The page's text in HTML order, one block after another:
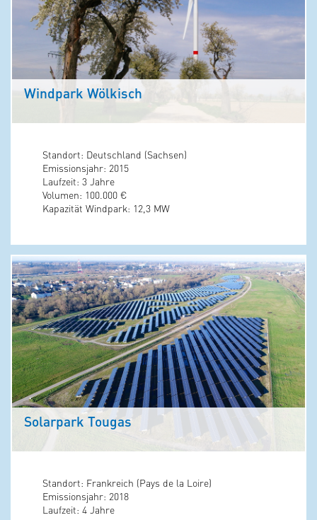
Windpark Wölkisch
Standort: Deutschland (Sachsen)
Emissionsjahr: 2015
Laufzeit: 3 Jahre
Volumen: 100.000 €
Kapazität Windpark: 12,3 MW
Solarpark Tougas
Standort: Frankreich (Pays de la Loire)
Emissionsjahr: 2018
Laufzeit: 4 Jahre